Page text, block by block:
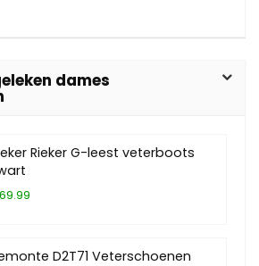
dames
Rieker G-leest veterboots
D2T71 Veterschoenen